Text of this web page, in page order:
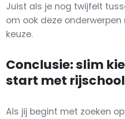
Juist als je nog twijfelt
om ook deze
keuze.
Conclusie: slim
start met
Als jij begint met zoeken op